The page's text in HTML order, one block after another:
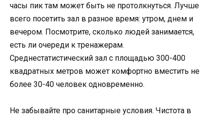
часы пик там может быть не протолкнуться. Лучше
всего посетить зал в разное время: утром, днем и
вечером. Посмотрите, сколько людей занимается,
есть ли очереди к тренажерам.
Среднестатистический зал с площадью 300-400
квадратных метров может комфортно вместить не
более 30-40 человек одновременно.
Не забывайте про санитарные условия. Чистота в